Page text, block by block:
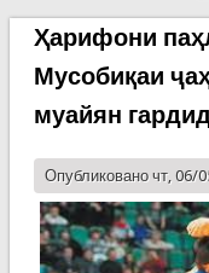
Ҳарифони
Мусобиқаи
муайян
Опубликовано чт, 06/